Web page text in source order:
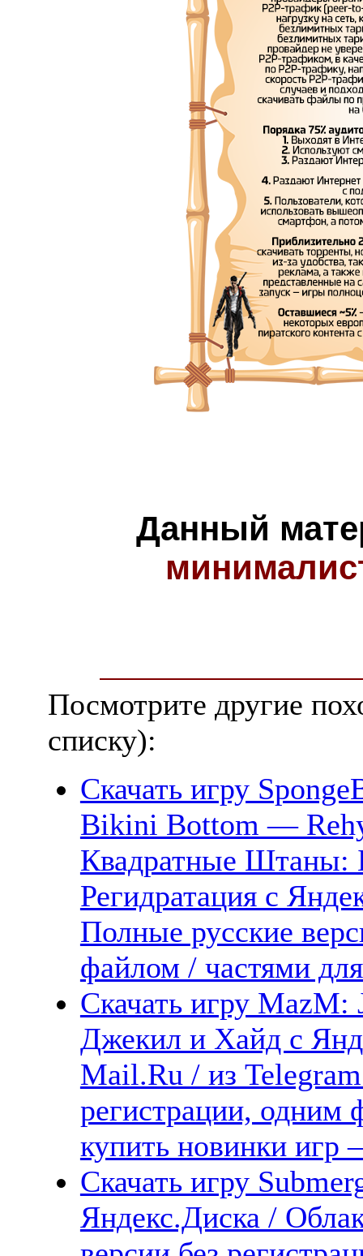
Данный
Посмотрите другие
списку):
Скачать игру
Bikini Bottom —
Квадратные Штаны:
Регидратация с
Полные русские
файлом / частями
Скачать игру
Джекил и Хайд с
Mail.Ru / из
регистрации, одним
купить новинки
Скачать игру
Яндекс.Диска /